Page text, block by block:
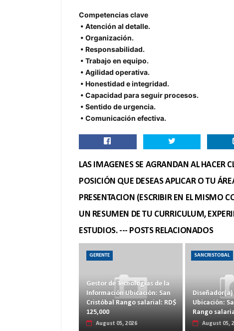
Competencias clave
• Atención al detalle.
• Organización.
• Responsabilidad.
• Trabajo en equipo.
• Agilidad operativa.
• Honestidad e integridad.
• Capacidad para seguir procesos.
• Sentido de urgencia.
• Comunicación efectiva.
LAS IMAGENES SE AGRANDAN AL HACER
POSICIÓN QUE DESEAS APLICAR O TU
PRESENTACION (ESCRIBIR EN EL MISMO
UN RESUMEN DE TU CURRICULUM,
ESTUDIOS. --- POSTS RELACIONADOS
GERENTE
Gestor de Tecnologías de la
Información Ubicación: San
Cristóbal Rango salarial: RD$
125,000
August 05, 2026
SANCRISTOBAL
Ubicación:
Rango
August 05,